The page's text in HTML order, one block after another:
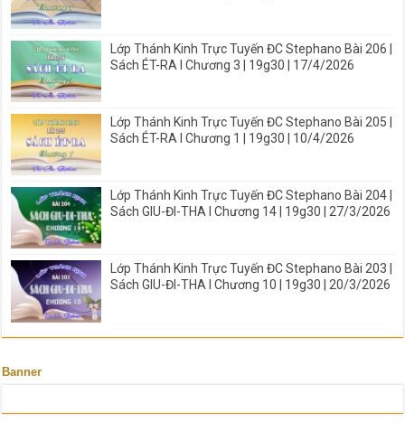
Lớp Thánh Kinh Trực Tuyến ĐC Stephano Bài 206 |
Sách ÉT-RA I Chương 3 | 19g30 | 17/4/2026
Lớp Thánh Kinh Trực Tuyến ĐC Stephano Bài 205 |
Sách ÉT-RA I Chương 1 | 19g30 | 10/4/2026
Lớp Thánh Kinh Trực Tuyến ĐC Stephano Bài 204 |
Sách GIU-ĐI-THA I Chương 14 | 19g30 | 27/3/2026
Lớp Thánh Kinh Trực Tuyến ĐC Stephano Bài 203 |
Sách GIU-ĐI-THA I Chương 10 | 19g30 | 20/3/2026
Banner